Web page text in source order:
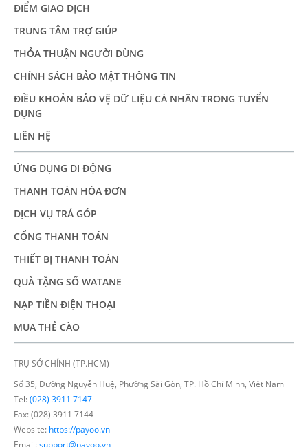
ĐIỂM GIAO DỊCH
TRUNG TÂM TRỢ GIÚP
THỎA THUẬN NGƯỜI DÙNG
CHÍNH SÁCH BẢO MẬT THÔNG TIN
ĐIỀU KHOẢN BẢO VỆ DỮ LIỆU CÁ NHÂN TRONG TUYỂN
DỤNG
LIÊN HỆ
ỨNG DỤNG DI ĐỘNG
THANH TOÁN HÓA ĐƠN
DỊCH VỤ TRẢ GÓP
CỔNG THANH TOÁN
THIẾT BỊ THANH TOÁN
QUÀ TẶNG SỐ WATANE
NẠP TIỀN ĐIỆN THOẠI
MUA THẺ CÀO
TRỤ SỞ CHÍNH (TP.HCM)
Số 35, Đường Nguyễn Huệ, Phường Sài Gòn, TP. Hồ Chí Minh, Việt Nam
Tel:(028) 3911 7147
Fax: (028) 3911 7144
Website: https://payoo.vn
Email:support@payoo.vn